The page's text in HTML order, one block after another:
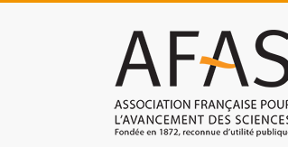
Association
française
pour